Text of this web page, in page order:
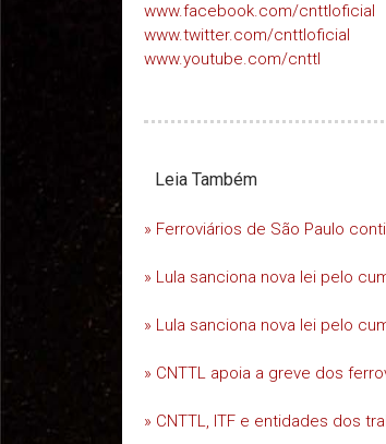
www.facebook.com/cnttloficial
www.twitter.com/cnttloficial
www.youtube.com/cnttl
Leia Também
» Ferroviários de São Paulo
» Lula sanciona nova lei pelo
» Lula sanciona nova lei pelo
» CNTTL apoia a greve dos
» CNTTL, ITF e entidades dos